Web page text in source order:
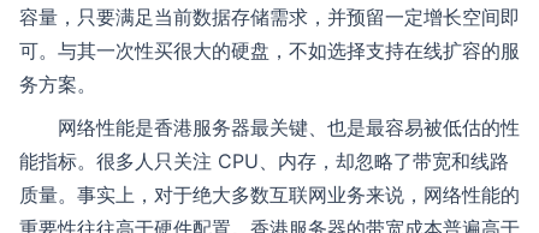
容量，只要满足当前数据存储需求，并预留一定增长空间即
可。与其一次性买很大的硬盘，不如选择支持在线扩容的服
务方案。
网络性能是香港服务器最关键、也是最容易被低估的性
能指标。很多人只关注 CPU、内存，却忽略了带宽和线路
质量。事实上，对于绝大多数互联网业务来说，网络性能的
重要性往往高于硬件配置。香港服务器的带宽成本普遍高于